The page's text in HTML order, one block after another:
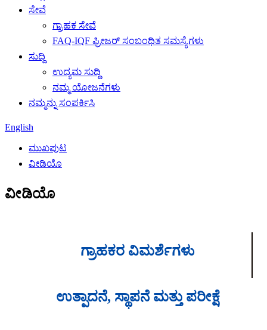
ಸೇವೆ
ಗ್ರಾಹಕ ಸೇವೆ
FAQ-IQF ಫ್ರೀಜರ್ ಸಂಬಂಧಿತ ಸಮಸ್ಯೆಗಳು
ಸುದ್ದಿ
ಉದ್ಯಮ ಸುದ್ದಿ
ನಮ್ಮ ಯೋಜನೆಗಳು
ನಮ್ಮನ್ನು ಸಂಪರ್ಕಿಸಿ
English
ಮುಖಪುಟ
ವೀಡಿಯೊ
ವೀಡಿಯೊ
ಗ್ರಾಹಕರ ವಿಮರ್ಶೆಗಳು
ಉತ್ಪಾದನೆ, ಸ್ಥಾಪನೆ ಮತ್ತು ಪರೀಕ್ಷೆ